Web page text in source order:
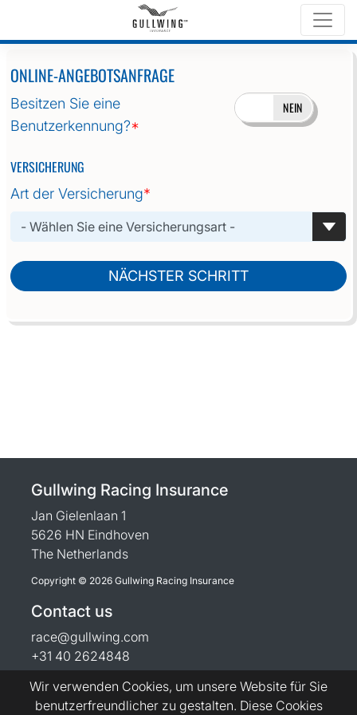
Online-Angebotsanfrage
ONLINE-ANGEBOTSANFRAGE
Besitzen Sie eine
Benutzerkennung?*
NEIN
VERSICHERUNG
Art der Versicherung*
NÄCHSTER SCHRITT
Gullwing Racing Insurance
Jan Gielenlaan 1
5626 HN Eindhoven
The Netherlands
Copyright © 2026 Gullwing Racing Insurance
Contact us
race@gullwing.com
+31 40 2624848
Wir verwenden Cookies, um unsere Website für Sie
benutzerfreundlicher zu gestalten. Diese Cookies